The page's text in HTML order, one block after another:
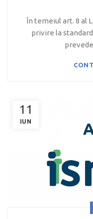
În temeiul art. 8 al
privire la
11
IUN